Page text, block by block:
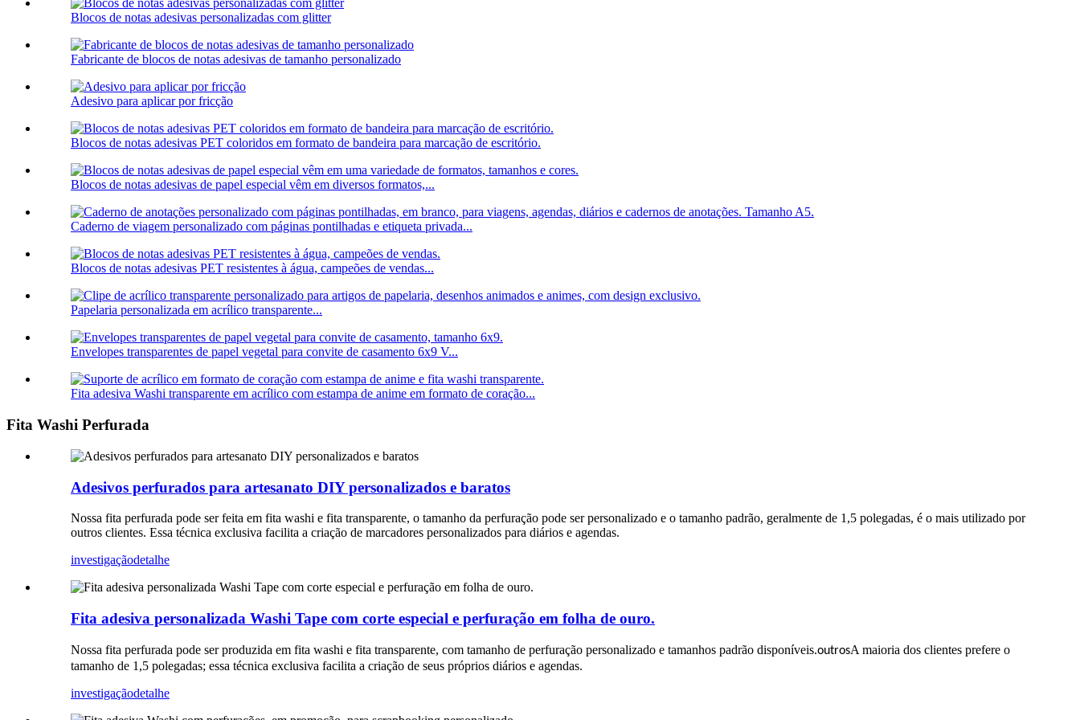
Blocos de notas adesivas personalizadas com glitter
Fabricante de blocos de notas adesivas de tamanho personalizado
Adesivo para aplicar por fricção
Blocos de notas adesivas PET coloridos em formato de bandeira para marcação de escritório.
Blocos de notas adesivas de papel especial vêm em diversos formatos,...
Caderno de viagem personalizado com páginas pontilhadas e etiqueta privada...
Blocos de notas adesivas PET resistentes à água, campeões de vendas...
Papelaria personalizada em acrílico transparente...
Envelopes transparentes de papel vegetal para convite de casamento 6x9 V...
Fita adesiva Washi transparente em acrílico com estampa de anime em formato de coração...
Fita Washi Perfurada
Adesivos perfurados para artesanato DIY personalizados e baratos
Nossa fita perfurada pode ser feita em fita washi e fita transparente, o tamanho da perfuração pode ser personalizado e o tamanho padrão, geralmente de 1,5 polegadas, é o mais utilizado por
outros clientes. Essa técnica exclusiva facilita a criação de marcadores personalizados para diários e agendas.
investigaçãodetalhe
Fita adesiva personalizada Washi Tape com corte especial e perfuração em folha de ouro.
Nossa fita perfurada pode ser produzida em fita washi e fita transparente, com tamanho de perfuração personalizado e tamanhos padrão disponíveis.outrosA maioria dos clientes prefere o
tamanho de 1,5 polegadas; essa técnica exclusiva facilita a criação de seus próprios diários e agendas.
investigaçãodetalhe